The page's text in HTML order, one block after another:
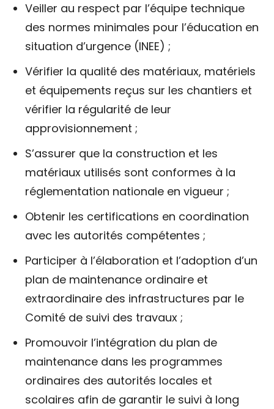
Veiller au respect par l’équipe technique
des normes minimales pour l’éducation en
situation d’urgence (INEE) ;
Vérifier la qualité des matériaux, matériels
et équipements reçus sur les chantiers et
vérifier la régularité de leur
approvisionnement ;
S’assurer que la construction et les
matériaux utilisés sont conformes à la
réglementation nationale en vigueur ;
Obtenir les certifications en coordination
avec les autorités compétentes ;
Participer à l’élaboration et l’adoption d’un
plan de maintenance ordinaire et
extraordinaire des infrastructures par le
Comité de suivi des travaux ;
Promouvoir l’intégration du plan de
maintenance dans les programmes
ordinaires des autorités locales et
scolaires afin de garantir le suivi à long